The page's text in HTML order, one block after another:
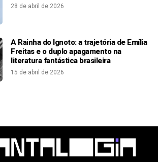
28 de abril de 2026
A Rainha do Ignoto: a trajetória de Emília
Freitas e o duplo apagamento na
literatura fantástica brasileira
15 de abril de 2026